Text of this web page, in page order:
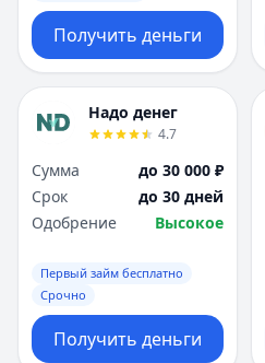
Получить деньги
Надо денег
4.7
Сумма
до 30 000 ₽
Срок
до 30 дней
Одобрение
Высокое
Первый займ бесплатно
Срочно
Получить деньги